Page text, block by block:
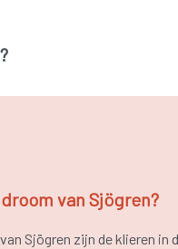
van Sjögren?
Sjögren zijn de klieren